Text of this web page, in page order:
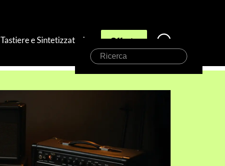
Tastiere e Sintetizzatori Offerte
Ricerca